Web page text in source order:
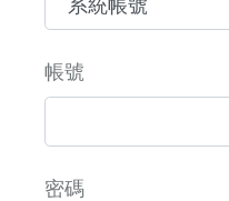
帳號
密碼